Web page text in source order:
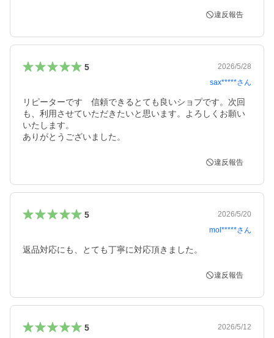
違反報告
5
2026/5/28
sax*****さん
リピーターです　信頼できるとても良いショプです。次回
も、利用させていただきたいと思います。よろしくお願い
いたします。
ありがとうございました。
違反報告
5
2026/5/20
mol*****さん
返品対応にも、とても丁寧に対応頂きました。
違反報告
5
2026/5/12